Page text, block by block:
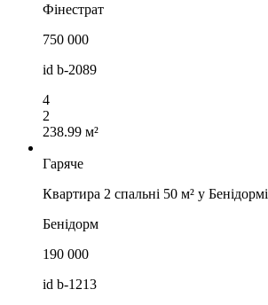
Фінестрат
750 000
id b-2089
4
2
238.99 м²
Гаряче
Квартира 2 спальні 50 м² у Бенідормі
Бенідорм
190 000
id b-1213